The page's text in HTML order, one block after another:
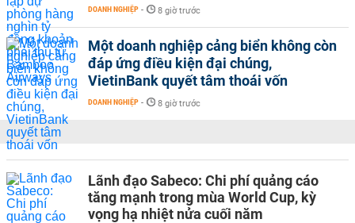
DOANH NGHIỆP - 8 giờ trước
Một doanh nghiệp cảng biển không còn
đáp ứng điều kiện đại chúng,
VietinBank quyết tâm thoái vốn
DOANH NGHIỆP - 8 giờ trước
Lãnh đạo Sabeco: Chi phí quảng cáo
tăng mạnh trong mùa World Cup, kỳ
vọng hạ nhiệt nửa cuối năm